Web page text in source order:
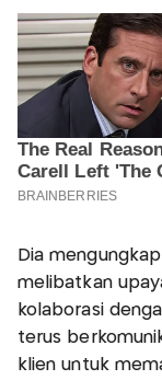
Dia
melibatkan
kolaborasi
terus
klien untuk